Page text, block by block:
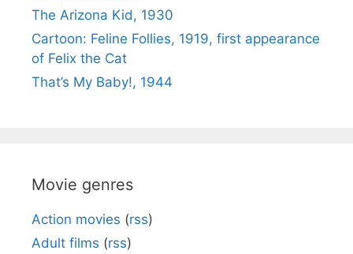
The Arizona Kid, 1930
Cartoon: Feline Follies, 1919, first appearance
of Felix the Cat
That’s My Baby!, 1944
Movie genres
Action movies (rss)
Adult films (rss)